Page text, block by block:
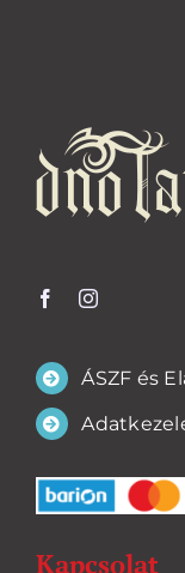
ÁSZF és
Kapcsolat